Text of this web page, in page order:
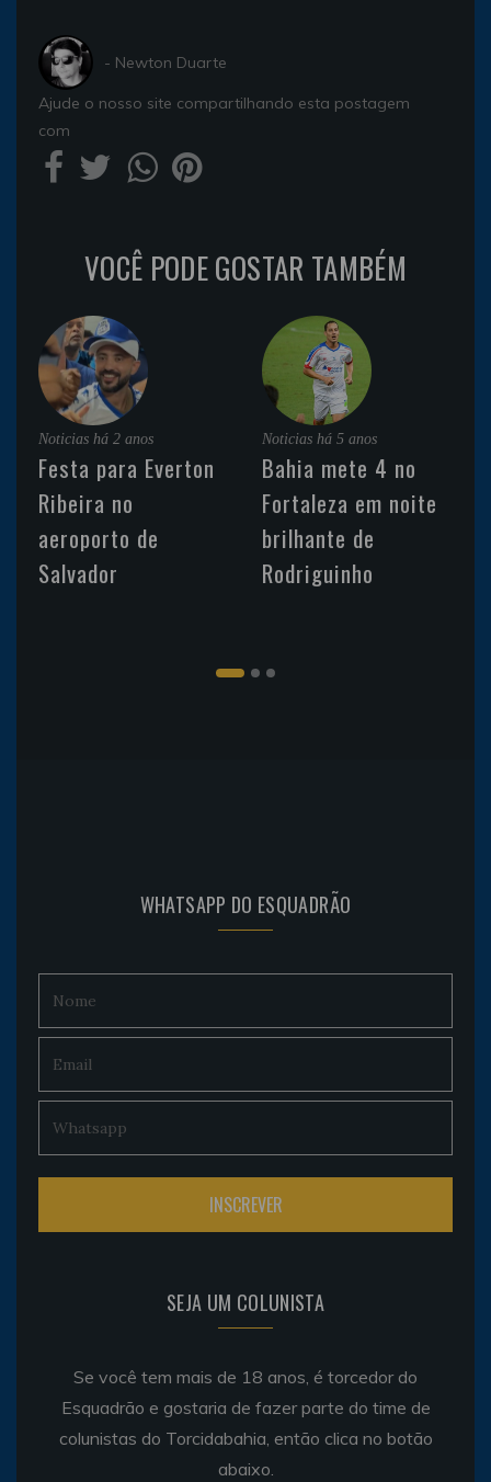
- Newton Duarte
Ajude o nosso site compartilhando esta postagem
com
VOCÊ PODE GOSTAR TAMBÉM
Noticias há 2 anos
Festa para Everton
Ribeira no
aeroporto de
Salvador
Noticias há 5 anos
Bahia mete 4 no
Fortaleza em noite
brilhante de
Rodriguinho
WHATSAPP DO ESQUADRÃO
SEJA UM COLUNISTA
Se você tem mais de 18 anos, é torcedor do
Esquadrão e gostaria de fazer parte do time de
colunistas do Torcidabahia, então clica no botão
abaixo.